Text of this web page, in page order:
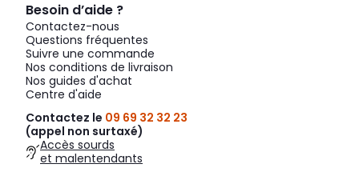
Besoin d’aide ?
Contactez-nous
Questions fréquentes
Suivre une commande
Nos conditions de livraison
Nos guides d'achat
Centre d'aide
Contactez le 09 69 32 32 23
(appel non surtaxé)
Accès sourds
et malentendants